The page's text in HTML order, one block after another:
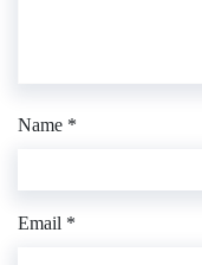
Name *
Email *